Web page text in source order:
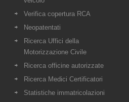
Verifica copertura RCA
Neopatentati
Ricerca Uffici della
Motorizzazione Civile
Ricerca officine autorizzate
Ricerca Medici Certificatori
Statistiche immatricolazioni